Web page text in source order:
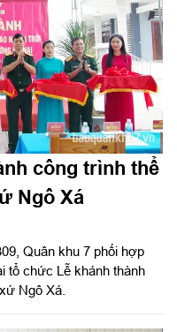
công trình thể
Ngô Xá
Quân khu 7 phối hợp
tổ chức Lễ khánh thành
Ngô Xá.